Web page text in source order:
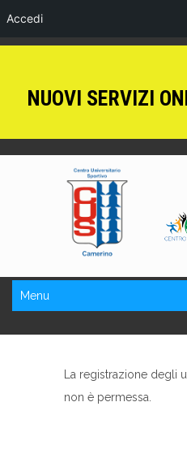
Accedi
NUOVI SERVIZI
Menu
La registrazione degli
non è permessa.